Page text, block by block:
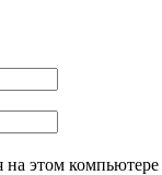
на этом компьютере